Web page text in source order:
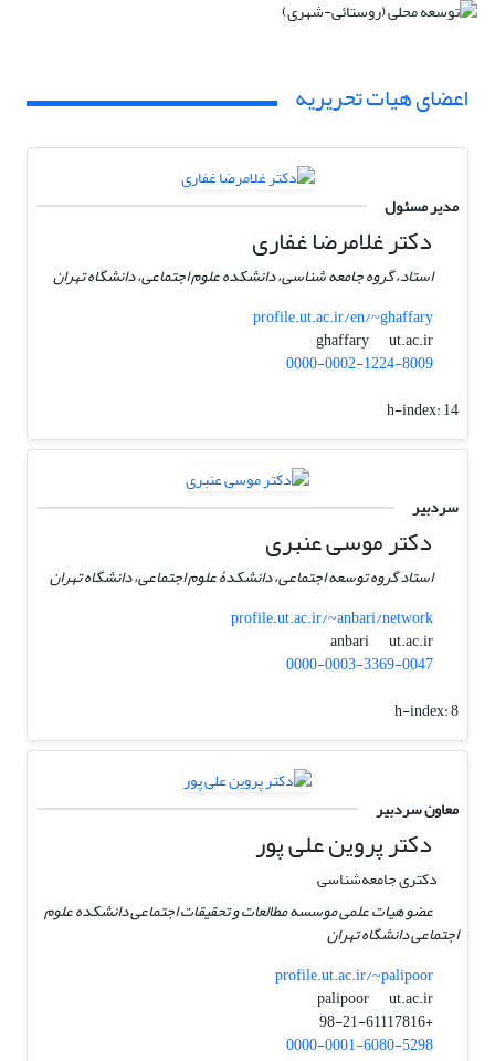
اعضای هیات تحریریه
مدیر مسئول
دکتر غلامرضا غفاری
استاد، گروه جامعه شناسی، دانشکده علوم اجتماعی، دانشگاه تهران
profile.ut.ac.ir/en/~ghaffary
ghaffary
ut.ac.ir
0000-0002-1224-8009
h-index:14
سردبیر
دکتر موسی عنبری
استاد گروه توسعه اجتماعی، دانشکدۀ علوم اجتماعی، دانشگاه تهران
profile.ut.ac.ir/~anbari/network
anbari
ut.ac.ir
0000-0003-3369-0047
h-index:8
معاون سردبیر
دکتر پروین علی پور
دکتری جامعه‌شناسی
عضو هیات علمی موسسه مطالعات و تحقیقات اجتماعی دانشکده علوم
اجتماعی دانشگاه تهران
profile.ut.ac.ir/~palipoor
palipoor
ut.ac.ir
+98-21-61117816
0000-0001-6080-5298